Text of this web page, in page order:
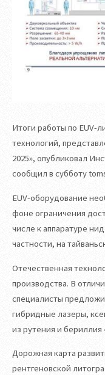
Итоги работы по EUV-
технологий,
2025», опубликовал
сообщил в субботу
EUV-оборудование
фоне ограничения
числе к аппаратуре
частности, на
Отечественная
производства. В
специалисты
гибридные лазеры,
из рутения и бериллия
Дорожная карта
рентгеновской